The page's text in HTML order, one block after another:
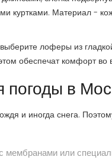
куртками. Материал -
лоферы из
обеспечат комфорт во
погоды в
и иногда снега.
мембранами или